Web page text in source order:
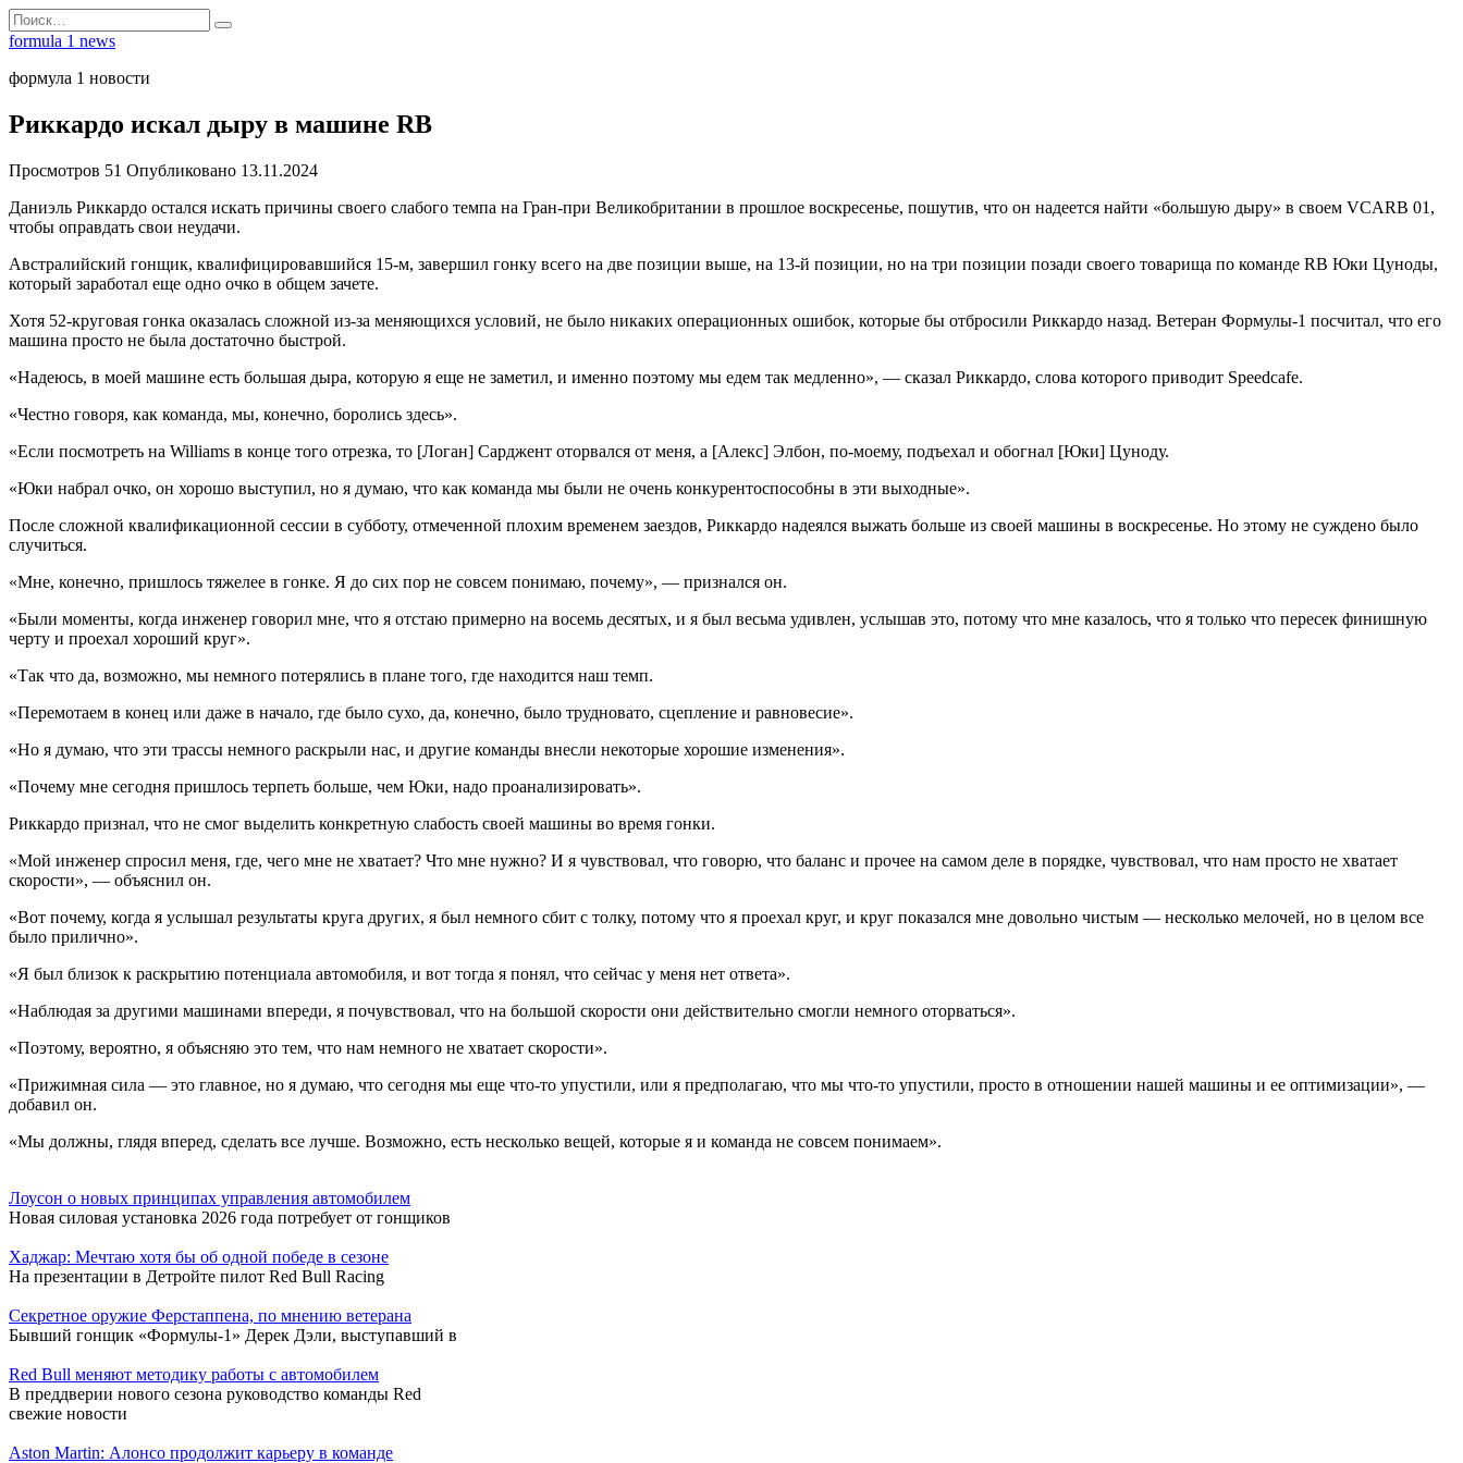
Перейти
к
Search
for:
formula 1 news
формула 1 новости
Риккардо искал дыру в машине RB
Просмотров 51 Опубликовано 13.11.2024
Даниэль Риккардо остался искать причины своего слабого темпа на Гран-при Великобритании в прошлое воскресенье, пошутив, что он надеется найти «большую дыру» в своем VCARB 01,
чтобы оправдать свои неудачи.
Австралийский гонщик, квалифицировавшийся 15-м, завершил гонку всего на две позиции выше, на 13-й позиции, но на три позиции позади своего товарища по команде RB Юки Цуноды,
который заработал еще одно очко в общем зачете.
Хотя 52-круговая гонка оказалась сложной из-за меняющихся условий, не было никаких операционных ошибок, которые бы отбросили Риккардо назад. Ветеран Формулы-1 посчитал, что его
машина просто не была достаточно быстрой.
«Надеюсь, в моей машине есть большая дыра, которую я еще не заметил, и именно поэтому мы едем так медленно», — сказал Риккардо, слова которого приводит Speedcafe.
«Честно говоря, как команда, мы, конечно, боролись здесь».
«Если посмотреть на Williams в конце того отрезка, то [Логан] Сарджент оторвался от меня, а [Алекс] Элбон, по-моему, подъехал и обогнал [Юки] Цуноду.
«Юки набрал очко, он хорошо выступил, но я думаю, что как команда мы были не очень конкурентоспособны в эти выходные».
После сложной квалификационной сессии в субботу, отмеченной плохим временем заездов, Риккардо надеялся выжать больше из своей машины в воскресенье. Но этому не суждено было
случиться.
«Мне, конечно, пришлось тяжелее в гонке. Я до сих пор не совсем понимаю, почему», — признался он.
«Были моменты, когда инженер говорил мне, что я отстаю примерно на восемь десятых, и я был весьма удивлен, услышав это, потому что мне казалось, что я только что пересек финишную
черту и проехал хороший круг».
«Так что да, возможно, мы немного потерялись в плане того, где находится наш темп.
«Перемотаем в конец или даже в начало, где было сухо, да, конечно, было трудновато, сцепление и равновесие».
«Но я думаю, что эти трассы немного раскрыли нас, и другие команды внесли некоторые хорошие изменения».
«Почему мне сегодня пришлось терпеть больше, чем Юки, надо проанализировать».
Риккардо признал, что не смог выделить конкретную слабость своей машины во время гонки.
«Мой инженер спросил меня, где, чего мне не хватает? Что мне нужно? И я чувствовал, что говорю, что баланс и прочее на самом деле в порядке, чувствовал, что нам просто не хватает
скорости», — объяснил он.
«Вот почему, когда я услышал результаты круга других, я был немного сбит с толку, потому что я проехал круг, и круг показался мне довольно чистым — несколько мелочей, но в целом все
было прилично».
«Я был близок к раскрытию потенциала автомобиля, и вот тогда я понял, что сейчас у меня нет ответа».
«Наблюдая за другими машинами впереди, я почувствовал, что на большой скорости они действительно смогли немного оторваться».
«Поэтому, вероятно, я объясняю это тем, что нам немного не хватает скорости».
«Прижимная сила — это главное, но я думаю, что сегодня мы еще что-то упустили, или я предполагаю, что мы что-то упустили, просто в отношении нашей машины и ее оптимизации», —
добавил он.
«Мы должны, глядя вперед, сделать все лучше. Возможно, есть несколько вещей, которые я и команда не совсем понимаем».
Лоусон о новых принципах управления автомобилем
Новая силовая установка 2026 года потребует от гонщиков
Хаджар: Мечтаю хотя бы об одной победе в сезоне
На презентации в Детройте пилот Red Bull Racing
Секретное оружие Ферстаппена, по мнению ветерана
Бывший гонщик «Формулы-1» Дерек Дэли, выступавший в
Red Bull меняют методику работы с автомобилем
В преддверии нового сезона руководство команды Red
свежие новости
Aston Martin: Алонсо продолжит карьеру в команде